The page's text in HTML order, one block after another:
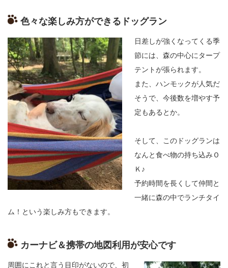
色々な楽しみ方ができるドッグラン
日差しが強くなってくる季
節には、森の中心にタープ
テントが張られます。
また、 ハンモックが人気だ
そうで、今後数を増やす予
定もあるとか。
そして、このドッグランは
なんと食べ物の持ち込みＯ
Ｋ ♪
予約時間を長く して仲間と
一緒に森の中でランチタイ
ム！という楽しみ方もできます。
カーナビ＆携帯の地図利用が安心です
周囲にこれと言う目印がないので、初